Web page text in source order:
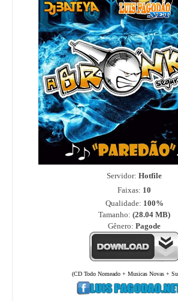
Servidor: Hotfile
Faixas: 10
Qualidade: 100%
Tamanho: (28.04 MB)
Gênero: Pagode
(CD Todo Nomeado + Musicas Novas +